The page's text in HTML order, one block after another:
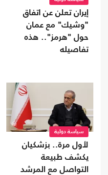
إيران تعلن عن اتفاق
"وشيك" مع عمان
حول "هرمز".. هذه
تفاصيله
سياسة دولية
لأول مرة.. بزشكيان
يكشف طبيعة
التواصل مع المرشد